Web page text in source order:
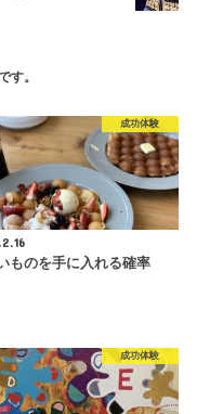
す。
成功体験
ものを手に入れる確率
成功体験